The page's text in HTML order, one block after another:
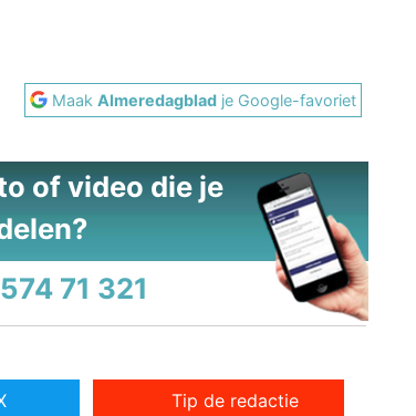
MaakAlmeredagblad je Google-favoriet
of video die je
71 321
Tip de redactie